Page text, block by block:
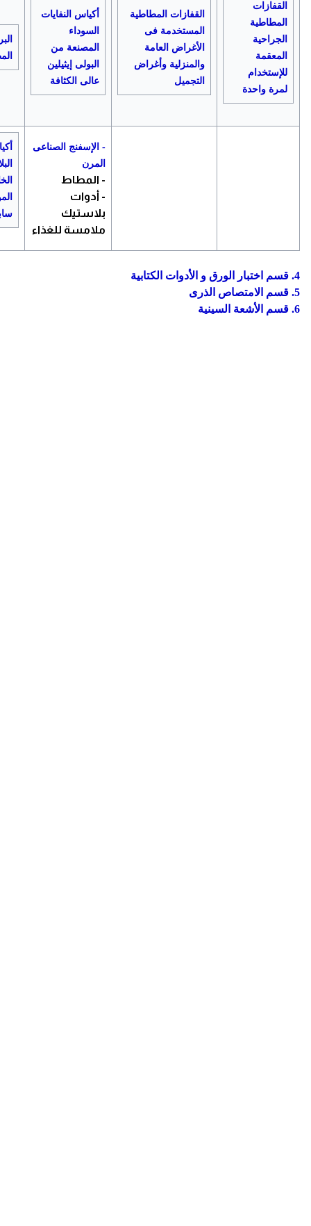
القفازات
المطاطية
الجراحية
المعقمة
للإستخدام
لمرة واحدة
القفازات المطاطية
المستخدمة فى
الأغراض العامة
والمنزلية وأغراض
التجميل
أكياس النفايات
السوداء
المصنعة من
البولى إيثيلين
عالى الكثافة
- الإسفنج الصناعى
المرن
- المطاط
- أدوات
بلاستيك
ملامسة للغذاء
4. قسم اختبار الورق و الأدوات الكتابية
5. قسم الامتصاص الذرى
6. قسم الأشعة السينية